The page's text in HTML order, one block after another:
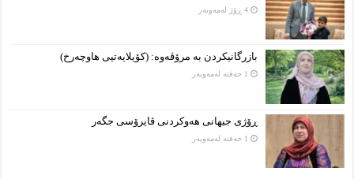
4 ڕۆژ لەمەوبەر
بازرگانیکردن بە مرۆڤەوە: (کۆیلایەتیی هاوچەرخ)
1 حەفتە لەمەوبەر
ڕۆژی جیهانی هەوکردنی ڤایرۆسی جگەر
1 حەفتە لەمەوبەر